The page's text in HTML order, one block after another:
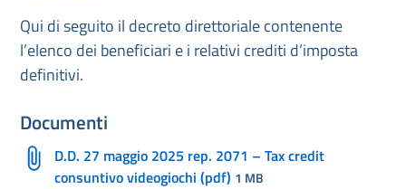
Qui di seguito il decreto direttoriale contenente
l’elenco dei beneficiari e i relativi crediti d’imposta
definitivi.
Documenti
D.D. 27 maggio 2025 rep. 2071 – Tax credit
consuntivo videogiochi (pdf) 1 MB